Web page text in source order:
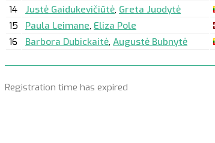
14
Justė Gaidukevičiūtė, Greta Juodytė
15
Paula Leimane, Eliza Pole
16
Barbora Dubickaitė, Augustė Bubnytė
Registration time has expired